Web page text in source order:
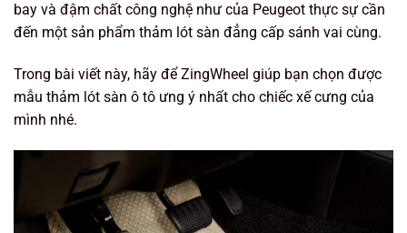
bay và đậm chất công nghệ như của Peugeot thực sự cần
đến một sản phẩm thảm lót sàn đẳng cấp sánh vai cùng.
Trong bài viết này, hãy để ZingWheel giúp bạn chọn được
mẫu thảm lót sàn ô tô ưng ý nhất cho chiếc xế cưng của
mình nhé.